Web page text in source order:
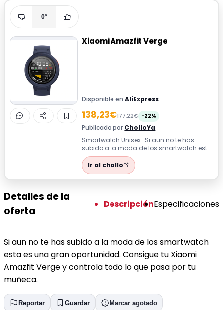
0°
Xiaomi Amazfit Verge
Disponible enAliExpress
138,23€177,22€ -22%
Publicado por CholloYa
Smartwatch Unisex · Si aun no te has
subido a la moda de los smartwatch esta
es una gran oportunidad. Consigue tu
Xia...Ir al chollo
Detalles de la
oferta
DescripciónEspecificaciones
Si aun no te has subido a la moda de los smartwatch
esta es una gran oportunidad. Consigue tu Xiaomi
Amazfit Verge y controla todo lo que pasa por tu
muñeca.
Reportar Guardar Marcar agotado